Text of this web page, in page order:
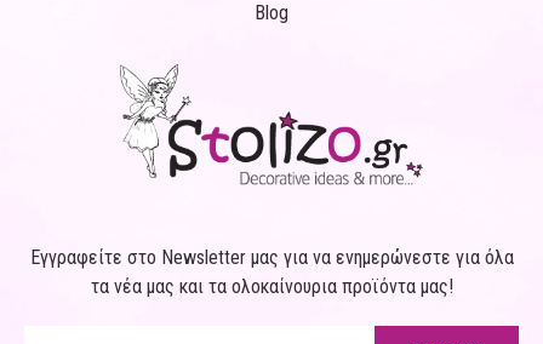
Blog
Εγγραφείτε στο Newsletter μας για να ενημερώνεστε για όλα
τα νέα μας και τα ολοκαίνουρια προϊόντα μας!